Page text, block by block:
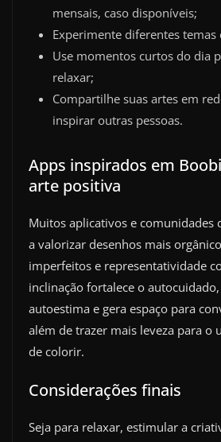
mensais, caso disponíveis;
Experimente diferentes
Use momentos curtos do dia
relaxar;
Compartilhe suas artes em
inspirar outras pessoas.
Apps inspirados em
arte positiva
Muitos aplicativos e comunidades
a valorizar desenhos mais
imperfeitos e representatividade
inclinação fortalece o
autoestima e gera espaço para
além de trazer mais leveza para o
de colorir.
Considerações finais
Seja para relaxar, estimular a